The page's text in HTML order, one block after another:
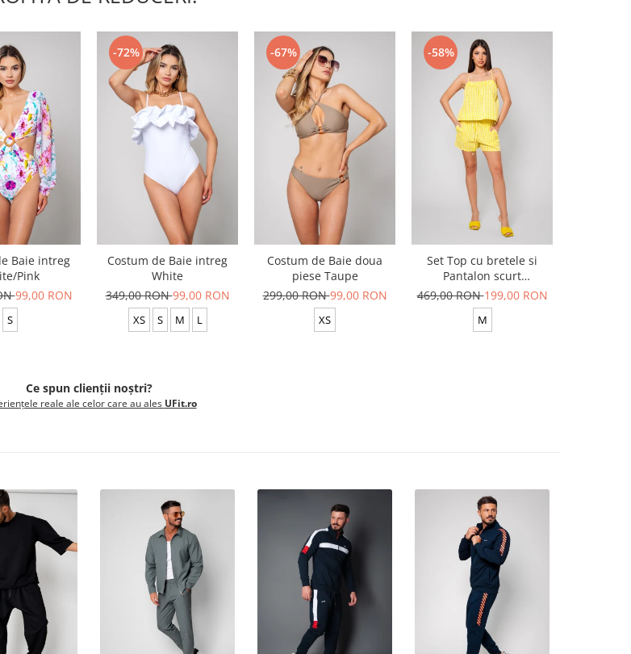
Baie intreg
Pink
99,00 RON
S
-72%
Costum de Baie intreg
White
349,00 RON99,00 RON
XS S M L
-67%
Costum de Baie doua
piese Taupe
299,00 RON99,00 RON
XS
-58%
Set Top cu bretele si
Pantalon scurt
Yellow/White
469,00 RON199,00 RON
M
Ce spun clienții noștri?
reale ale celor care au ales UFit.ro